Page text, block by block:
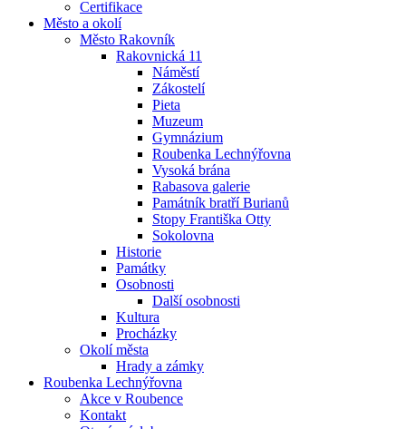
Certifikace
Město a okolí
Město Rakovník
Rakovnická 11
Náměstí
Zákostelí
Pieta
Muzeum
Gymnázium
Roubenka Lechnýřovna
Vysoká brána
Rabasova galerie
Památník bratří Burianů
Stopy Františka Otty
Sokolovna
Historie
Památky
Osobnosti
Další osobnosti
Kultura
Procházky
Okolí města
Hrady a zámky
Roubenka Lechnýřovna
Akce v Roubence
Kontakt